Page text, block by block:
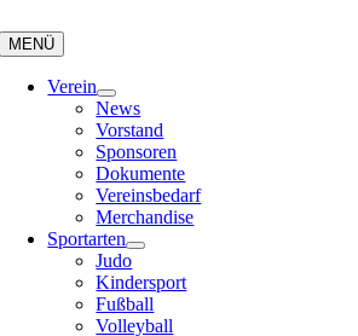
Inhalt
springen
MENÜ
Verein
News
Vorstand
Sponsoren
Dokumente
Vereinsbedarf
Merchandise
Sportarten
Judo
Kindersport
Fußball
Volleyball